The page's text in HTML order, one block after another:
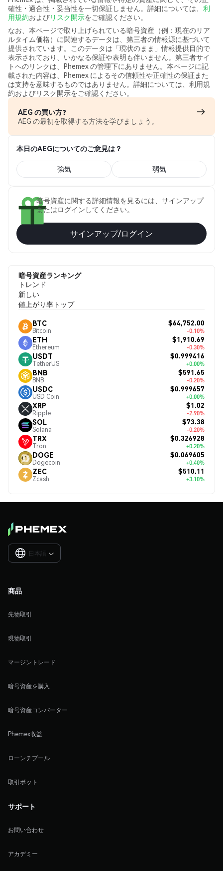
確性・適合性・妥当性を一切保証しません。詳細については、 利
用規約およびリスク開示をご確認ください。
なお、本ページで取り上げられている暗号資産（例：現在のリア
ルタイム価格）に関連するデータは、第三者の情報源に基づいて
提供されています。このデータは「現状のまま」情報提供目的で
表示されており、いかなる保証や表明も伴いません。第三者サイ
トへのリンクは、Phemex の管理下にありません。本ページに記
載された内容は、Phemex によるその信頼性や正確性の保証また
は支持を意味するものではありません。詳細については、利用規
約およびリスク開示をご確認ください。
AEG の買い方?
AEG の最初を取得する方法を学びましょう。
本日のAEGについてのご意見は？
強気 弱気
暗号資産に関する詳細情報を見るには、サインアップ
またはログインしてください。
サインアップ/ログイン
暗号資産ランキング
トレンド
新しい
値上がり率トップ
BTC
Bitcoin
$64,752.00
-0.10%
ETH
Ethereum
$1,910.69
-0.30%
USDT
TetherUS
$0.999416
+0.00%
BNB
BNB
$591.65
-0.20%
USDC
USD Coin
$0.999657
+0.00%
XRP
Ripple
$1.02
-2.90%
SOL
Solana
$73.38
-0.20%
TRX
Tron
$0.326928
+0.20%
DOGE
Dogecoin
$0.069605
+0.40%
ZEC
Zcash
$510.11
+3.10%
日本語 
商品
先物取引
現物取引
マージントレード
暗号資産を購入
暗号資産コンバーター
Phemex収益
ローンチプール
取引ボット
サポート
お問い合わせ
アカデミー